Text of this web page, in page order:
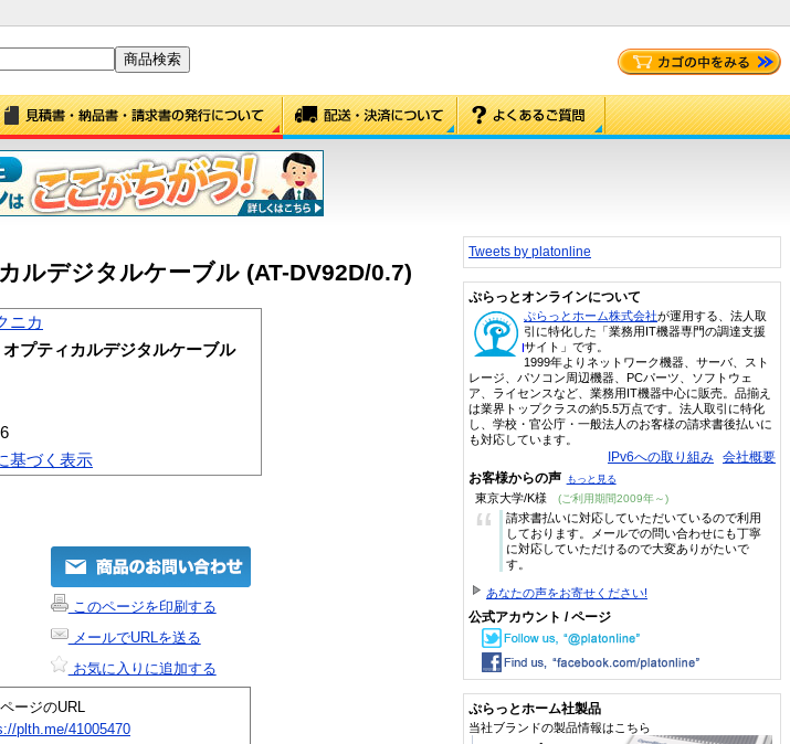
ルデジタルケーブル (AT-DV92D/0.7)
ニカ
オプティカルデジタルケーブル
基づく表示
このページを印刷する
メールでURLを送る
お気に入りに追加する
ージのURL
plth.me/41005470
Tweets by platonline
ぷらっとオンラインについて
ぷらっとホーム株式会社が運用する、法人取
引に特化した「業務用IT機器専門の調達支援
サイト」です。
1999年よりネットワーク機器、サーバ、スト
レージ、パソコン周辺機器、PCパーツ、ソフトウェ
ア、ライセンスなど、業務用IT機器中心に販売。品揃え
は業界トップクラスの約5.5万点です。法人取引に特化
し、学校・官公庁・一般法人のお客様の請求書後払いに
も対応しています。
IPv6への取り組み 会社概要
お客様からの声 もっと見る
東京大学/K様 (ご利用期間2009年～)
“
請求書払いに対応していただいているので利用
しております。メールでの問い合わせにも丁寧
に対応していただけるので大変ありがたいで
す。
あなたの声をお寄せください!
公式アカウント / ページ
ぷらっとホーム社製品
当社ブランドの製品情報はこちら